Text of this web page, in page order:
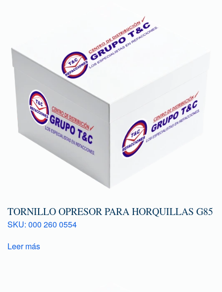
TORNILLO OPRESOR PARA HORQUILLAS G85
SKU: 000 260 0554
Leer más